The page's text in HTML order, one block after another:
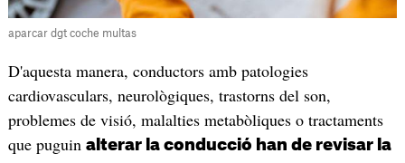
aparcar dgt coche multas
D'aquesta manera, conductors amb patologies
cardiovasculars, neurològiques, trastorns del son,
problemes de visió, malalties metabòliques o tractaments
que puguin alterar la conducció han de revisar la